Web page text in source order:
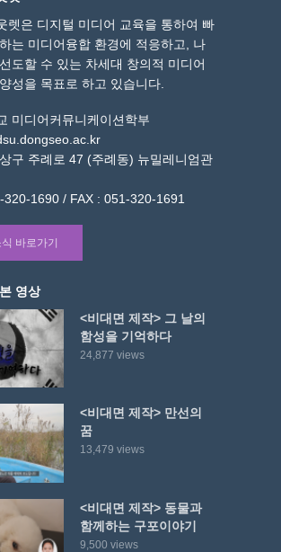
렛은 디지털 미디어 교육을 통하여 빠
는 미디어융합 환경에 적응하고, 나
도할 수 있는 차세대 창의적 미디어
성을 목표로 하고 있습니다.
미디어커뮤니케이션학부
구 주례로 47 (주례동) 뉴밀레니엄관
320-1690 / FAX : 051-320-1691
바로가기
영상
<비대면 제작> 그 날의
함성을 기억하다
24,877 views
<비대면 제작> 만선의
꿈
13,479 views
<비대면 제작> 동물과
함께하는 구포이야기
9,500 views